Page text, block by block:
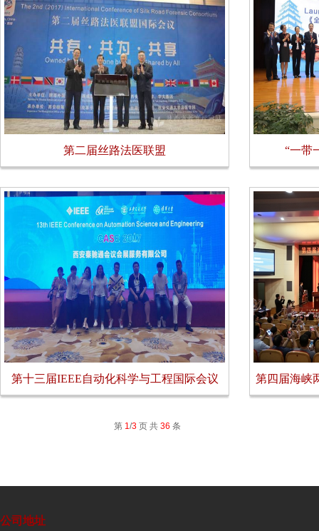
第二届丝路法医联盟 “一带
第十三届IEEE自动化科学与工程国际会议 第四届海峡
第 1/3 页 共 36 条
公司地址